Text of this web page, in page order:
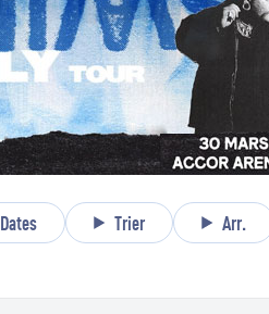
Dates Trier Arr.